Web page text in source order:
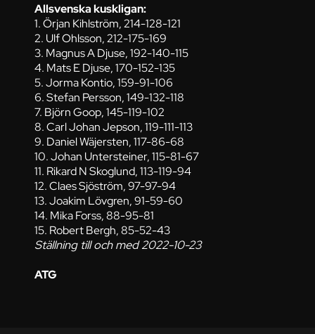
Allsvenska kuskligan:
1. Örjan Kihlström, 214-128-121
2. Ulf Ohlsson, 212-175-169
3. Magnus A Djuse, 192-140-115
4. Mats E Djuse, 170-152-135
5. Jorma Kontio, 159-91-106
6. Stefan Persson, 149-132-118
7. Björn Goop, 145-119-102
8. Carl Johan Jepson, 119-111-113
9. Daniel Wäjersten, 117-86-68
10. Johan Untersteiner, 115-81-67
11. Rikard N Skoglund, 113-119-94
12. Claes Sjöström, 97-97-94
13. Joakim Lövgren, 91-59-60
14. Mika Forss, 88-95-81
15. Robert Bergh, 85-52-43
Ställning till och med 2022-10-23
ATG